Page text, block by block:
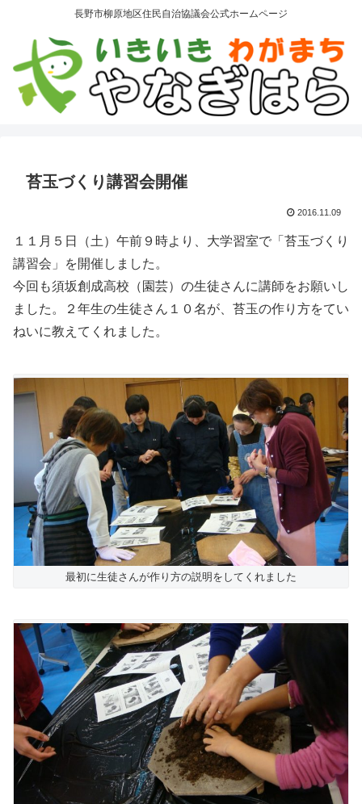
長野市柳原地区住民自治協議会公式ホームページ
苔玉づくり講習会開催
2016.11.09
１１月５日（土）午前９時より、大学習室で「苔玉づくり
講習会」を開催しました。
今回も須坂創成高校（園芸）の生徒さんに講師をお願いし
ました。２年生の生徒さん１０名が、苔玉の作り方をてい
ねいに教えてくれました。
最初に生徒さんが作り方の説明をしてくれました